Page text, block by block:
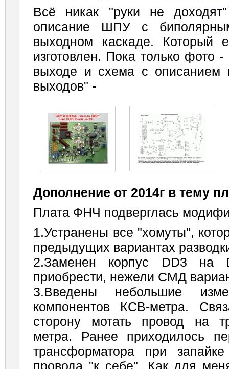
Всё никак "руки не доходят"
описание ШПУ с
выходном каскаде.
изготовлен. Пока только фото
выходе и схема с описанием
выходов" -
Дополнение от 2014г в тему
Плата ФНЧ подверглась
1.Устранены все "хомуты",
предыдущих вариантах
2.Заменен корпус DD3
приобрести, нежели СМД
3.Введены небольшие
компонентов КСВ-метра.
сторону мотать провод на
метра. Ранее приходилось
трансформатора при
провода "к себе". Как для